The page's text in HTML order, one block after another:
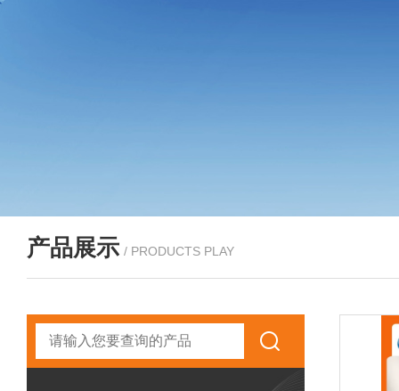
产品展示 / PRODUCTS PLAY